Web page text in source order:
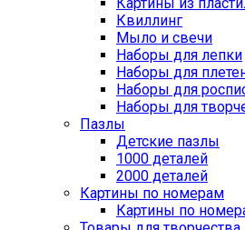
Картины из
Квиллинг
Мыло и свечи
Наборы для лепки
Наборы для
Наборы для
Наборы для
Пазлы
Детские пазлы
1000 деталей
2000 деталей
Картины по номерам
Картины по